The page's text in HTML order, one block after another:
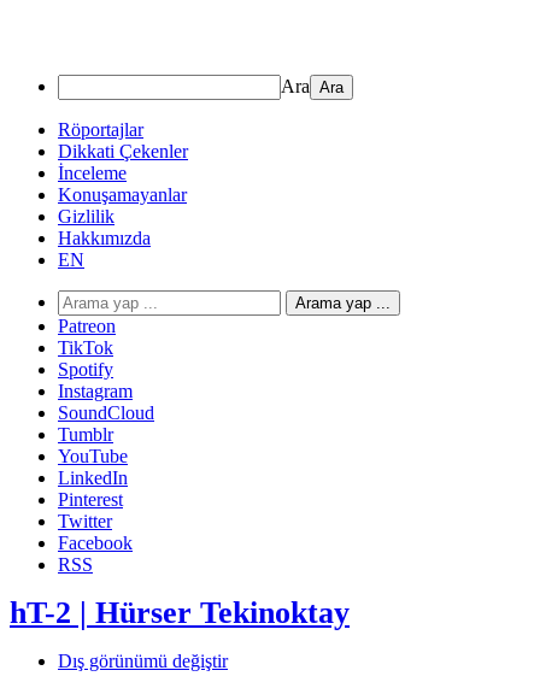
Ara
Röportajlar
Dikkati Çekenler
İnceleme
Konuşamayanlar
Gizlilik
Hakkımızda
EN
Arama yap ...
Patreon
TikTok
Spotify
Instagram
SoundCloud
Tumblr
YouTube
LinkedIn
Pinterest
Twitter
Facebook
RSS
hT-2 | Hürser Tekinoktay
Dış görünümü değiştir